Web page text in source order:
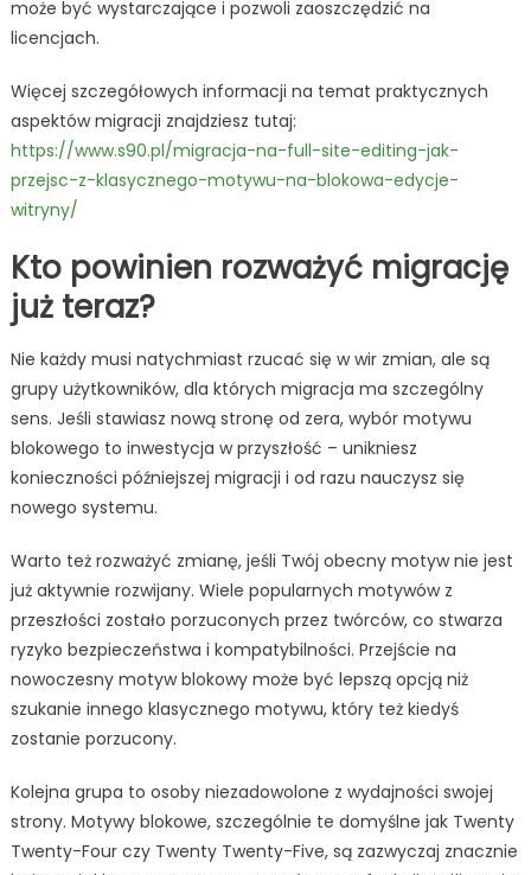
może być wystarczające i pozwoli zaoszczędzić na
licencjach.
Więcej szczegółowych informacji na temat praktycznych
aspektów migracji znajdziesz tutaj:
https://www.s90.pl/migracja-na-full-site-editing-jak-
przejsc-z-klasycznego-motywu-na-blokowa-edycje-
witryny/
Kto powinien rozważyć migrację
już teraz?
Nie każdy musi natychmiast rzucać się w wir zmian, ale są
grupy użytkowników, dla których migracja ma szczególny
sens. Jeśli stawiasz nową stronę od zera, wybór motywu
blokowego to inwestycja w przyszłość – unikniesz
konieczności późniejszej migracji i od razu nauczysz się
nowego systemu.
Warto też rozważyć zmianę, jeśli Twój obecny motyw nie jest
już aktywnie rozwijany. Wiele popularnych motywów z
przeszłości zostało porzuconych przez twórców, co stwarza
ryzyko bezpieczeństwa i kompatybilności. Przejście na
nowoczesny motyw blokowy może być lepszą opcją niż
szukanie innego klasycznego motywu, który też kiedyś
zostanie porzucony.
Kolejna grupa to osoby niezadowolone z wydajności swojej
strony. Motywy blokowe, szczególnie te domyślne jak Twenty
Twenty-Four czy Twenty Twenty-Five, są zazwyczaj znacznie